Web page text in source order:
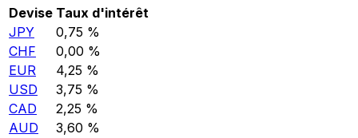
Devise Taux d'intérêt
JPY
0,75 %
CHF
0,00 %
EUR
4,25 %
USD
3,75 %
CAD
2,25 %
AUD
3,60 %